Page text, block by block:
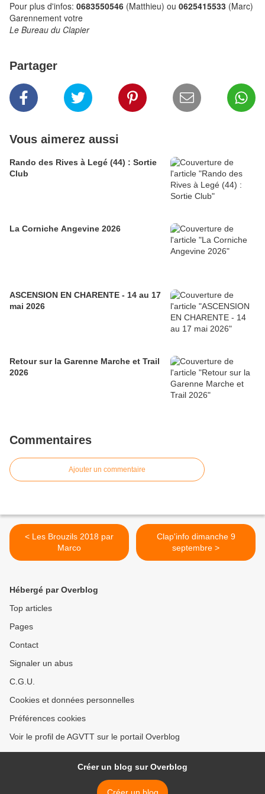
Pour plus d'infos: 0683550546 (Matthieu) ou 0625415533 (Marc)
Garennement votre
Le Bureau du Clapier
Partager
Vous aimerez aussi
Rando des Rives à Legé (44) : Sortie
Club
La Corniche Angevine 2026
ASCENSION EN CHARENTE - 14 au 17
mai 2026
Retour sur la Garenne Marche et Trail
2026
Commentaires
Ajouter un commentaire
< Les Brouzils 2018 par
Marco
Clap'info dimanche 9
septembre >
Hébergé par Overblog
Top articles
Pages
Contact
Signaler un abus
C.G.U.
Cookies et données personnelles
Préférences cookies
Voir le profil de AGVTT sur le portail Overblog
Créer un blog sur Overblog